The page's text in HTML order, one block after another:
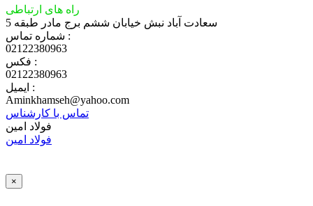
راه های ارتباطی
سعادت آباد نبش خیابان ششم برج مادر طبقه 5
شماره تماس :
02122380963
فکس :
02122380963
ایمیل :
Aminkhamseh@yahoo.com
تماس با کارشناس
فولاد امین
فولاد امین
×